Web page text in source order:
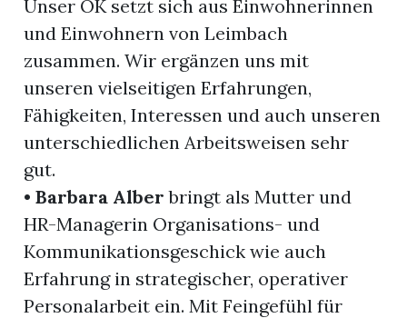
Unser OK setzt sich aus Einwohnerinnen
und Einwohnern von Leimbach
zusammen. Wir ergänzen uns mit
unseren vielseitigen Erfahrungen,
Fähigkeiten, Interessen und auch unseren
unterschiedlichen Arbeitsweisen sehr
gut.
•Barbara Alber bringt als Mutter und
HR-Managerin Organisations- und
Kommunikationsgeschick wie auch
Erfahrung in strategischer, operativer
Personalarbeit ein. Mit Feingefühl für